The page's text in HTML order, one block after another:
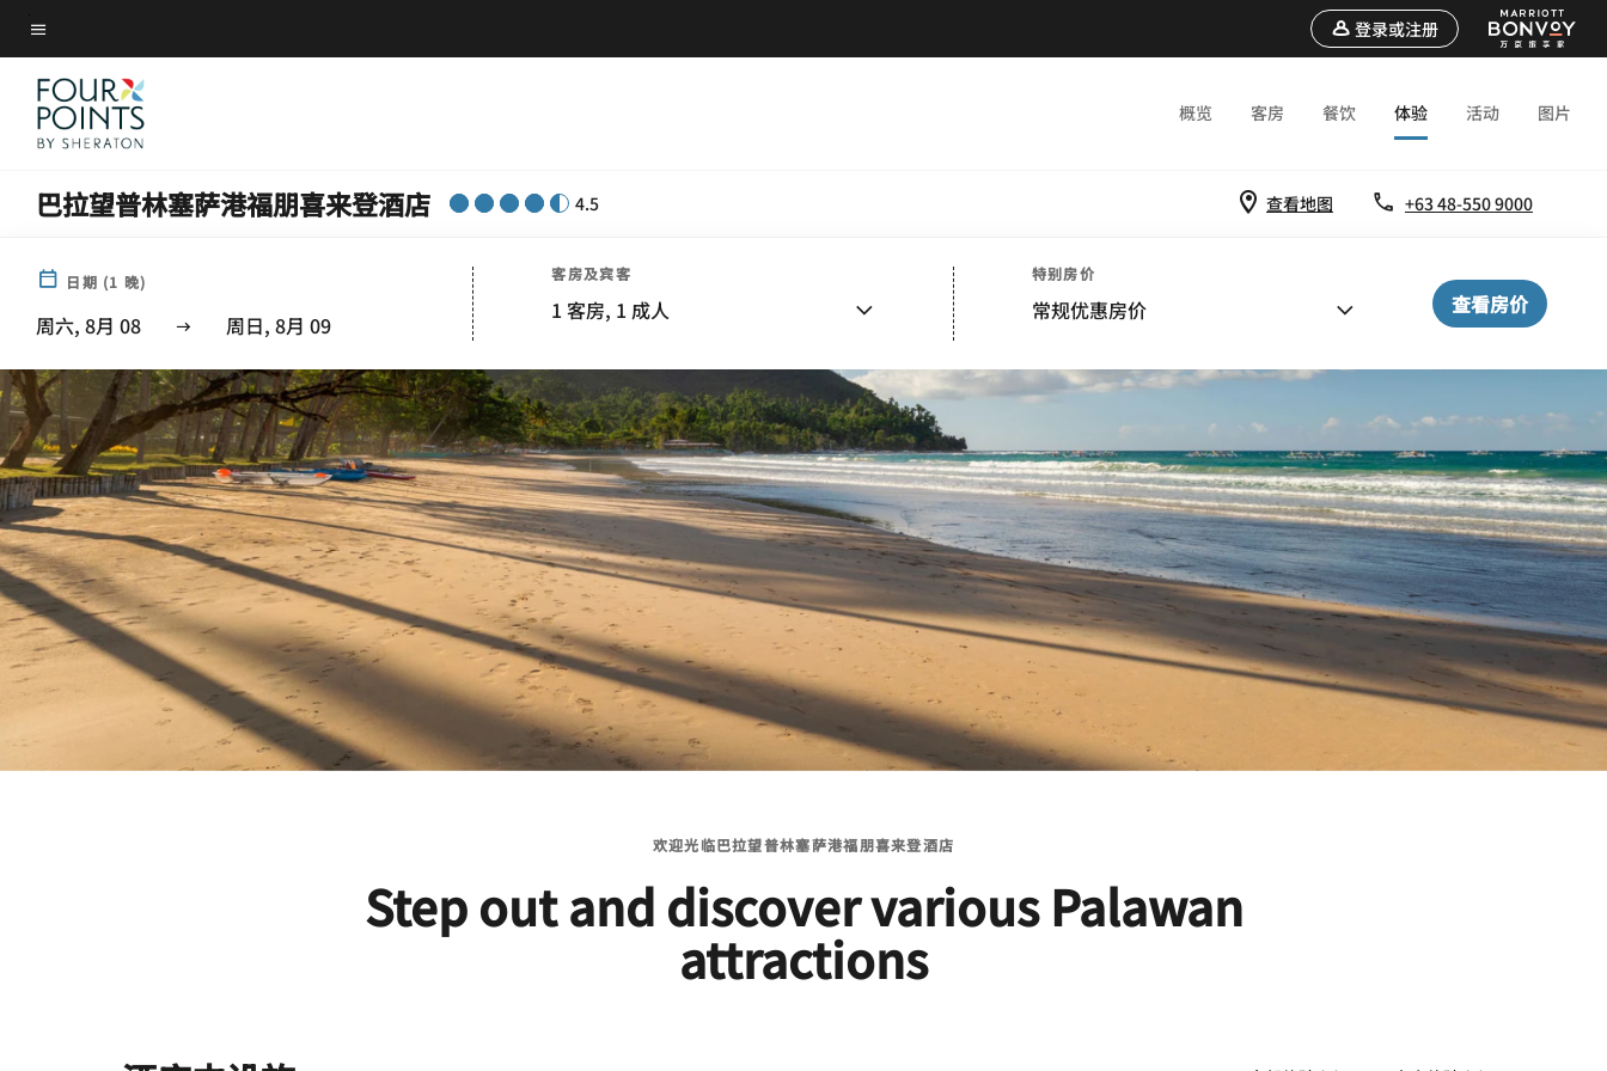
Skip
to
main
content
菜单文本
登录或注册
概览 客房 餐饮 体验 活动 图片
巴拉望普林塞萨港福朋喜来登酒店 4.5 查看地图 +63 48-550 9000
日期 (1 晚)
周六, 8月 08 周日, 8月 09
客房及宾客
1 客房, 1 成人
特别房价
常规优惠房价 查看房价
欢迎光临巴拉望普林塞萨港福朋喜来登酒店
Step out and discover various Palawan
attractions